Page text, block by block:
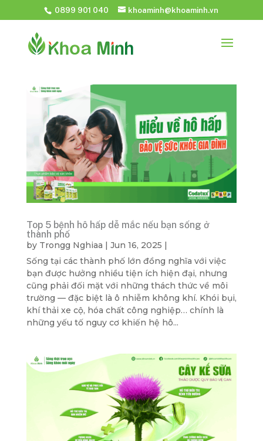
0899 901 040 khoaminh@khoaminh.vn
Top 5 bệnh hô hấp dễ mắc nếu bạn sống ở
thành phố
by Trongg Nghiaa | Jun 16, 2025 |
Sống tại các thành phố lớn đồng nghĩa với việc
bạn được hưởng nhiều tiện ích hiện đại, nhưng
cũng phải đối mặt với những thách thức về môi
trường — đặc biệt là ô nhiễm không khí. Khói bụi,
khí thải xe cộ, hóa chất công nghiệp… chính là
những yếu tố nguy cơ khiến hệ hô...